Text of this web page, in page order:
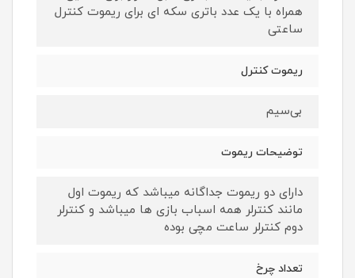
همراه با یک عدد باتری سکه ای برای ریموت کنترل
ساعتی
ریموت کنترل
بی‌سیم
توضیحات ریموت
دارای دو ریموت جداگانه میباشد که ریموت اول
مانند کنترلر همه اسباب بازی ها میباشد و کنترلر
دوم کنترلر ساعت مچی بوده
تعداد چرخ